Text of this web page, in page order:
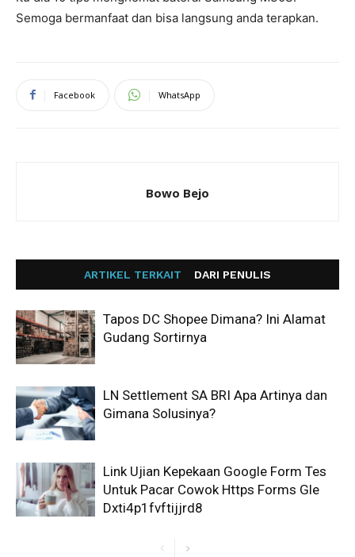
Semoga bermanfaat dan bisa langsung anda terapkan.
Facebook WhatsApp
Bowo Bejo
ARTIKEL TERKAIT DARI PENULIS
Tapos DC Shopee Dimana? Ini Alamat
Gudang Sortirnya
LN Settlement SA BRI Apa Artinya dan
Gimana Solusinya?
Link Ujian Kepekaan Google Form Tes
Untuk Pacar Cowok Https Forms Gle
Dxti4p1fvftijjrd8